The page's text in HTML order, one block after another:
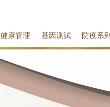
健康管理 基因測試 防疫系列